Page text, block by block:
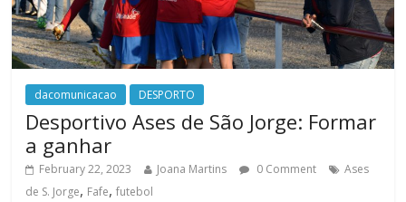
dacomunicacao DESPORTO
Desportivo Ases de São Jorge: Formar
a ganhar
February 22, 2023 Joana Martins 0 Comment
Ases
de S. Jorge, Fafe,futebol